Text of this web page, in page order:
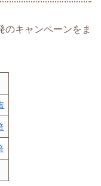
のキャンペーンをま